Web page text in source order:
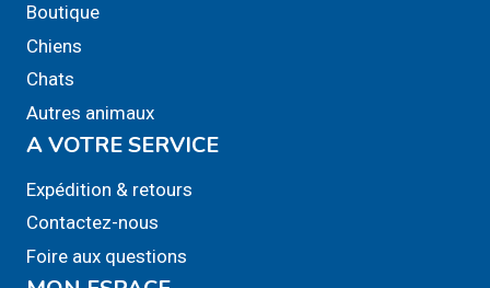
Boutique
Chiens
Chats
Autres animaux
A VOTRE SERVICE
Expédition & retours
Contactez-nous
Foire aux questions